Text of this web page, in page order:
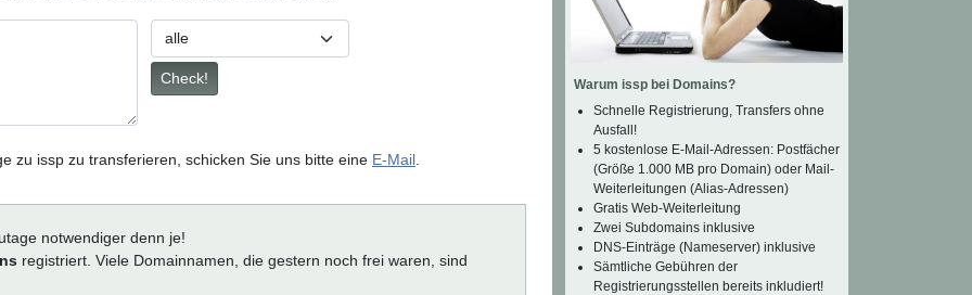
Top Level Domain
Check!
zu issp zu transferieren, schicken Sie uns bitte eine E-Mail
notwendiger denn je!
registriert. Viele Domainnamen, die gestern noch frei waren, sind
Warum issp bei Domains?
Schnelle Registrierung, Transfers ohne
Ausfall!
5 kostenlose E-Mail-Adressen: Postfächer
(Größe 1.000 MB pro Domain) oder Mail-
Weiterleitungen (Alias-Adressen)
Gratis Web-Weiterleitung
Zwei Subdomains inklusive
DNS-Einträge (Nameserver) inklusive
Sämtliche Gebühren der
Registrierungsstellen bereits inkludiert!